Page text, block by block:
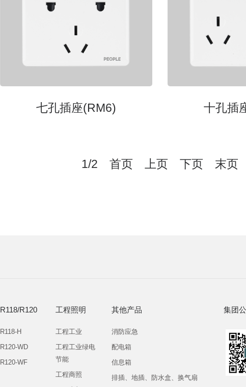
七孔插座(RM6) ⼗孔插
1/2 首页 上页 下页 末页
R118/R120
R118-H
R120-WD
R120-WF
工程照明
工程工业
工程工业绿电
节能
工程商照
其他产品
消防应急
配电箱
信息箱
排插、地插、防水盒、换气扇
集团